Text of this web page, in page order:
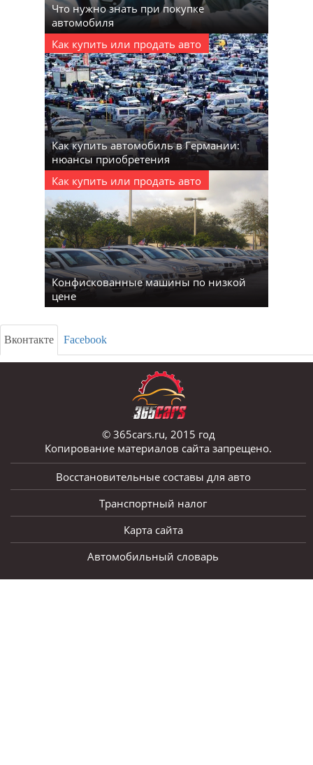
Что нужно знать при покупке
автомобиля
Как купить или продать авто
Как купить автомобиль в Германии:
нюансы приобретения
Как купить или продать авто
Конфискованные машины по низкой
цене
Вконтакте Facebook
© 365cars.ru, 2015 год
Копирование материалов сайта запрещено.
Восстановительные составы для авто
Транспортный налог
Карта сайта
Автомобильный словарь